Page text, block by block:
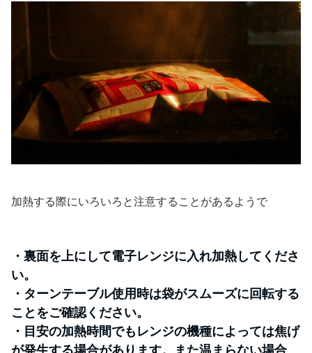
加熱する際にいろいろと注意することがあるようで
・裏面を上にして電子レンジに入れ加熱してくださ
い。
・ターンテーブル使用時は袋がスムーズに回転する
ことをご確認ください。
・目安の加熱時間でもレンジの機種によっては焦げ
が発生する場合があります。また温まらない場合